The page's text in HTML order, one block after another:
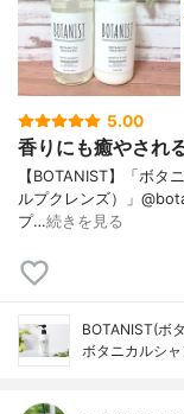
5.00
香りにも癒やされ
【BOTANIST】「ボタ
ルプクレンズ）」
プ…続きを見る
BOTANIST(ボ
ボタニカルシ